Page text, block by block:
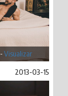
Visualizar
2013-03-15